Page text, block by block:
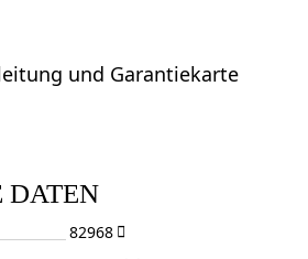
und Garantiekarte
DATEN
82968